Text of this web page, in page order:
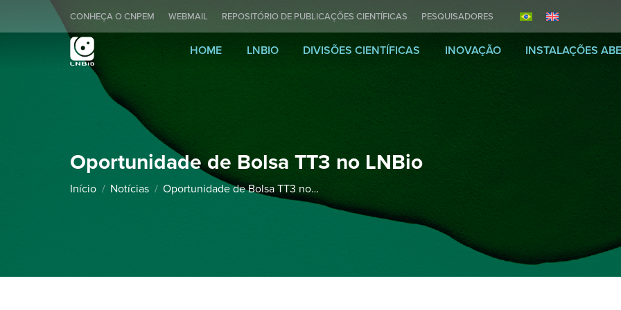
CONHEÇA O CNPEM WEBMAIL REPOSITÓRIO DE PUBLICAÇÕES CIENTÍFICAS PESQUISADORES
HOME LNBIO DIVISÕES CIENTÍFICAS INOVAÇÃO INSTALAÇÕES
Oportunidade de Bolsa TT3 no LNBio
Você está aqui:
Início
Notícias Oportunidade de Bolsa TT3 no…